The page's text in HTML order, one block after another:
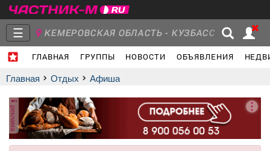
☰ КЕМЕРОВСКАЯ ОБЛАСТЬ - КУЗБАСС
ГЛАВНАЯ ГРУППЫ НОВОСТИ ОБЪЯВЛЕНИЯ
Главная
Группы
Объявления Недвижимость Услуги
Главная Отдых афиша
реклама